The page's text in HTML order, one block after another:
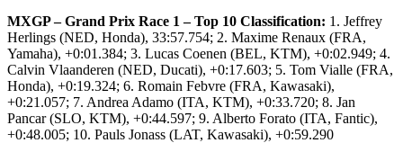
MXGP – Grand Prix Race 1 – Top 10 Classification: 1. Jeffrey
Herlings (NED, Honda), 33:57.754; 2. Maxime Renaux (FRA,
Yamaha), +0:01.384; 3. Lucas Coenen (BEL, KTM), +0:02.949; 4.
Calvin Vlaanderen (NED, Ducati), +0:17.603; 5. Tom Vialle (FRA,
Honda), +0:19.324; 6. Romain Febvre (FRA, Kawasaki),
+0:21.057; 7. Andrea Adamo (ITA, KTM), +0:33.720; 8. Jan
Pancar (SLO, KTM), +0:44.597; 9. Alberto Forato (ITA, Fantic),
+0:48.005; 10. Pauls Jonass (LAT, Kawasaki), +0:59.290